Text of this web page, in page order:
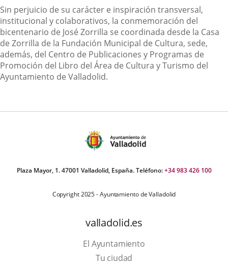
Sin perjuicio de su carácter e inspiración transversal,
institucional y colaborativos, la conmemoración del
bicentenario de José Zorrilla se coordinada desde la Casa
de Zorrilla de la Fundación Municipal de Cultura, sede,
además, del Centro de Publicaciones y Programas de
Promoción del Libro del Área de Cultura y Turismo del
Ayuntamiento de Valladolid.
Plaza Mayor, 1. 47001 Valladolid, España. Teléfono:+34 983 426 100
Copyright 2025 - Ayuntamiento de Valladolid
valladolid.es
El Ayuntamiento
Tu ciudad